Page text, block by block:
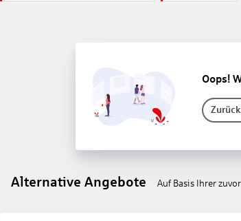
Oops!
Alternative Angebote Auf Basis Ihrer